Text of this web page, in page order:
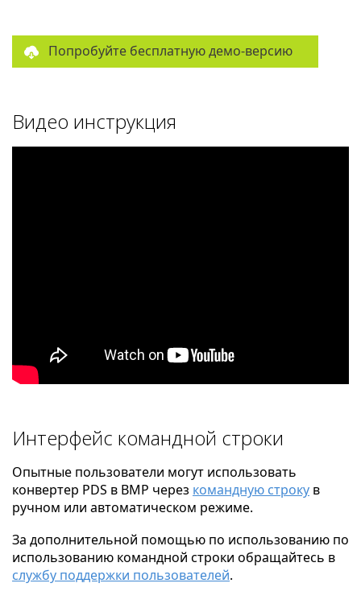
Попробуйте бесплатную демо-версию
Видео инструкция
Интерфейс командной строки
Опытные пользователи могут использовать
конвертер PDS в BMP через командную строку в
ручном или автоматическом режиме.
За дополнительной помощью по использованию по
использованию командной строки обращайтесь в
службу поддержки пользователей.